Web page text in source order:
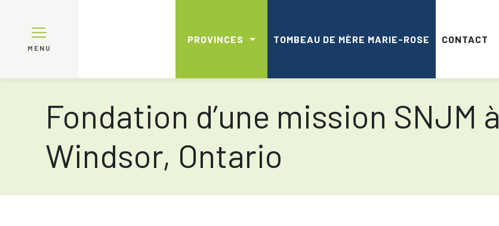
MENU
PROVINCES TOMBEAU DE MÈRE MARIE-ROSE CONTACT
Fondation d’une mission SNJM à
Windsor, Ontario